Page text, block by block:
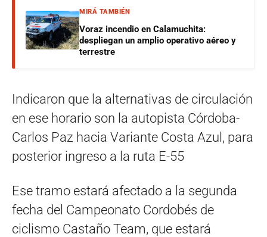
MIRÁ TAMBIÉN
Voraz incendio en Calamuchita:
despliegan un amplio operativo aéreo y
terrestre
Indicaron que la alternativas de circulación
en ese horario son la autopista Córdoba-
Carlos Paz hacia Variante Costa Azul, para
posterior ingreso a la ruta E-55
Ese tramo estará afectado a la segunda
fecha del Campeonato Cordobés de
ciclismo Castaño Team, que estará